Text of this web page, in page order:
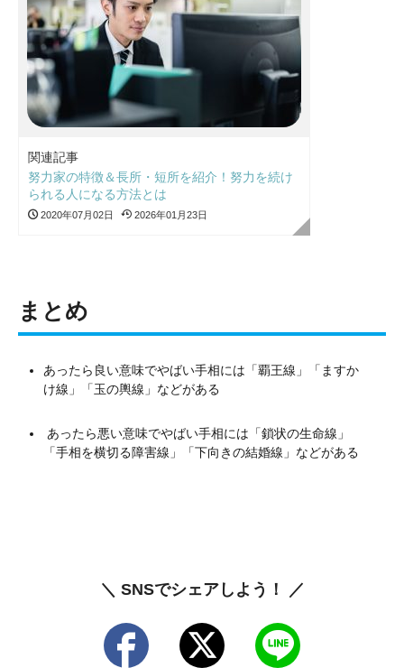
関連記事
努力家の特徴＆長所・短所を紹介！努力を続け
られる人になる方法とは
2020年07月02日 2026年01月23日
まとめ
あったら良い意味でやばい手相には「覇王線」「ますか
け線」「玉の輿線」などがある
あったら悪い意味でやばい手相には「鎖状の生命線」
「手相を横切る障害線」「下向きの結婚線」などがある
＼ SNSでシェアしよう！ ／